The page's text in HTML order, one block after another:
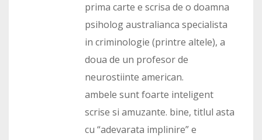
prima carte e scrisa de o doamna
psiholog australianca specialista
in criminologie (printre altele), a
doua de un profesor de
neurostiinte american.
ambele sunt foarte inteligent
scrise si amuzante. bine, titlul asta
cu “adevarata implinire” e